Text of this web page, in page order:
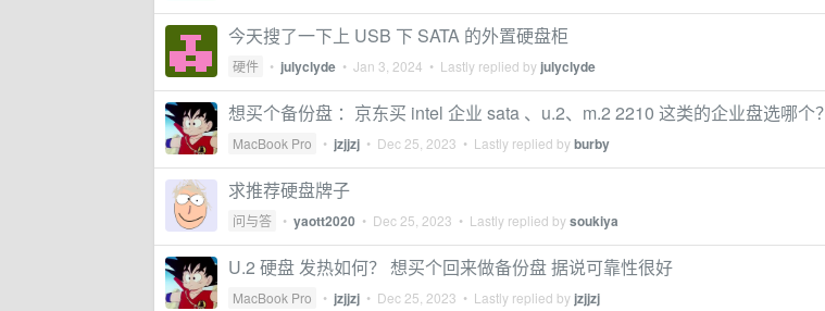
今天搜了一下上 USB 下 SATA 的外置硬盘柜
硬件 • julyclyde • Jan 3, 2024 • Lastly replied by julyclyde
想买个备份盘 ：京东买 intel 企业 sata 、u.2、m.2 2210 这类的企业盘选哪个？
MacBook Pro • jzjjzj • Dec 25, 2023 • Lastly replied byburby
求推荐硬盘牌子
问与答 • yaott2020 • Dec 25, 2023 • Lastly replied bysoukiya
U.2 硬盘 发热如何？ 想买个回来做备份盘 据说可靠性很好
MacBook Pro • jzjjzj • Dec 25, 2023 • Lastly replied by jzjjzj